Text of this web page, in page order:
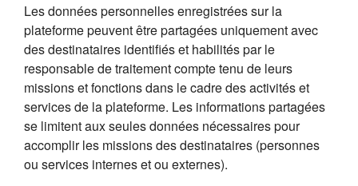
Les données personnelles enregistrées sur la
plateforme peuvent être partagées uniquement avec
des destinataires identifiés et habilités par le
responsable de traitement compte tenu de leurs
missions et fonctions dans le cadre des activités et
services de la plateforme. Les informations partagées
se limitent aux seules données nécessaires pour
accomplir les missions des destinataires (personnes
ou services internes et ou externes).